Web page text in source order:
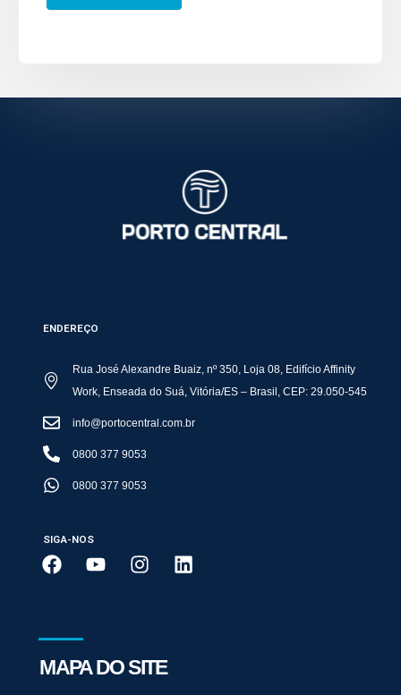
ENDEREÇO
Rua José Alexandre Buaiz, nº 350, Loja 08, Edifício Affinity
Work, Enseada do Suá, Vitória/ES – Brasil, CEP: 29.050-545
info@portocentral.com.br
0800 377 9053
0800 377 9053
SIGA-NOS
MAPA DO SITE